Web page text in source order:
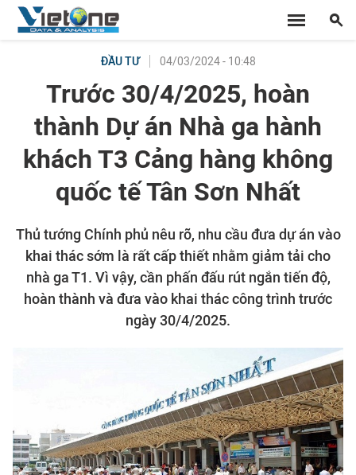
ĐẦU TƯ 04/03/2024 - 10:48
Trước 30/4/2025, hoàn
thành Dự án Nhà ga hành
khách T3 Cảng hàng không
quốc tế Tân Sơn Nhất
Thủ tướng Chính phủ nêu rõ, nhu cầu đưa dự án vào
khai thác sớm là rất cấp thiết nhằm giảm tải cho
nhà ga T1. Vì vậy, cần phấn đấu rút ngắn tiến độ,
hoàn thành và đưa vào khai thác công trình trước
ngày 30/4/2025.